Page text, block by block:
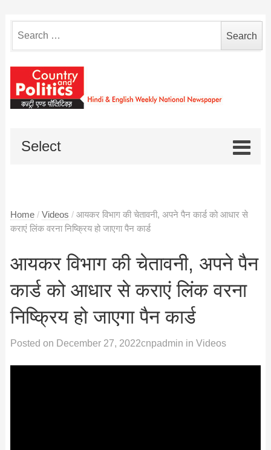
for:
Select
Home / Videos / आयकर विभाग की चेतावनी, अपने पैन कार्ड को आधार से
कराएं लिंक वरना निष्क्रिय हो जाएगा पैन कार्ड
आयकर विभाग की चेतावनी, अपने पैन
कार्ड को आधार से कराएं लिंक वरना
निष्क्रिय हो जाएगा पैन कार्ड
Posted on December 27, 2022cnpadmin in Videos